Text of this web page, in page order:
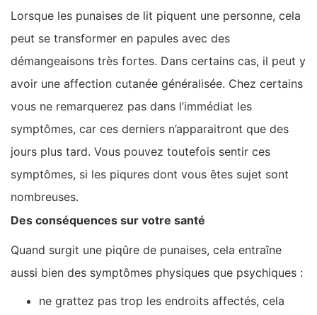
Lorsque les punaises de lit piquent une personne, cela
peut se transformer en papules avec des
démangeaisons très fortes. Dans certains cas, il peut y
avoir une affection cutanée généralisée. Chez certains
vous ne remarquerez pas dans l’immédiat les
symptômes, car ces derniers n’apparaitront que des
jours plus tard. Vous pouvez toutefois sentir ces
symptômes, si les piqures dont vous êtes sujet sont
nombreuses.
Des conséquences sur votre santé
Quand surgit une piqûre de punaises, cela entraîne
aussi bien des symptômes physiques que psychiques :
ne grattez pas trop les endroits affectés, cela